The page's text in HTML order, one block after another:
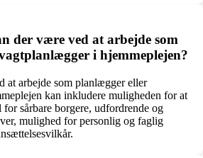
der være ved at arbejde som
i hjemmeplejen?
at arbejde som planlægger eller
kan inkludere muligheden for at
sårbare borgere, udfordrende og
mulighed for personlig og faglig